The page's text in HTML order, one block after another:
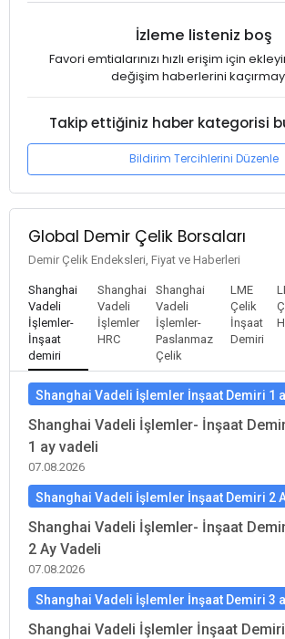
İzleme listeniz boş
Favori emtialarınızı hızlı erişim için
değişim haberlerini
Takip ettiğiniz haber kategorisi
Bildirim Tercihlerini Düzenle
Global Demir Çelik Borsaları
Demir Çelik Endeksleri, Fiyat ve Haberleri
Shanghai
Vadeli
İşlemler-
İnşaat
demiri
Shanghai
Vadeli
İşlemler
HRC
Shanghai
Vadeli
İşlemler-
Paslanmaz
Çelik
LME
Çelik
İnşaat
Demiri
Shanghai Vadeli İşlemler İnşaat Demiri 1
Shanghai Vadeli İşlemler- İnşaat
1 ay vadeli
07.08.2026
Shanghai Vadeli İşlemler İnşaat Demiri 2
Shanghai Vadeli İşlemler- İnşaat
2 Ay Vadeli
07.08.2026
Shanghai Vadeli İşlemler İnşaat Demiri 3
Shanghai Vadeli İşlemler İnşaat